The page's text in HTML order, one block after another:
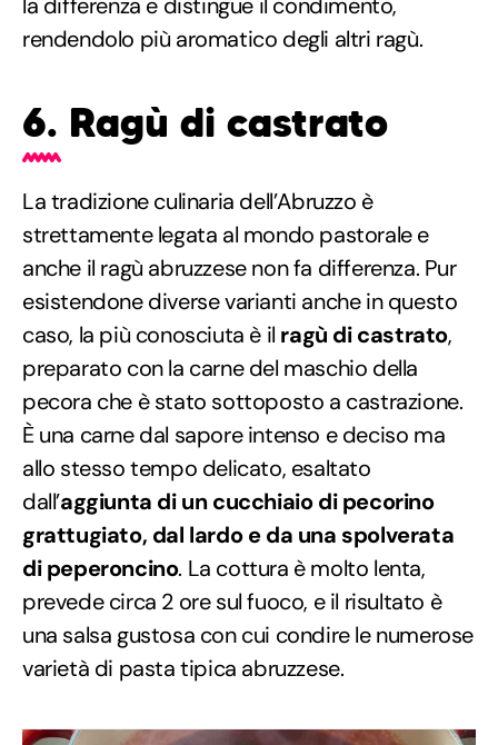
rendendolo più aromatico degli altri ragù.
6. Ragù di castrato
La tradizione culinaria dell’Abruzzo è
strettamente legata al mondo pastorale e
anche il ragù abruzzese non fa differenza. Pur
esistendone diverse varianti anche in questo
caso, la più conosciuta è il ragù di castrato,
preparato con la carne del maschio della
pecora che è stato sottoposto a castrazione.
È una carne dal sapore intenso e deciso ma
allo stesso tempo delicato, esaltato
dall’aggiunta di un cucchiaio di pecorino
grattugiato, dal lardo e da una spolverata
di peperoncino. La cottura è molto lenta,
prevede circa 2 ore sul fuoco, e il risultato è
una salsa gustosa con cui condire le numerose
varietà di pasta tipica abruzzese.